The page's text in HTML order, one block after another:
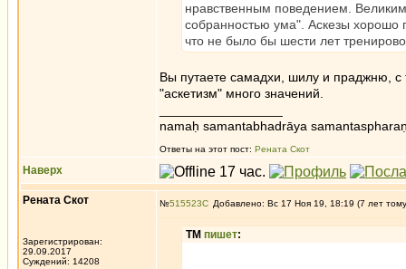
нравственным поведением.
собранностью ума". Аскезы хорошо
что не было бы шести лет
Вы путаете самадхи, шилу и праджню, с
"аскетизм" много значений.
namaḥ samantabhadrāya
Ответы на этот пост: Рената Скот
Наверх
Рената Скот
Зарегистрирован:
29.09.2017
Суждений: 14208
№515523 Добавлено: Вс 17 Ноя 19, 18:19 (7 лет
ТМ пишет: